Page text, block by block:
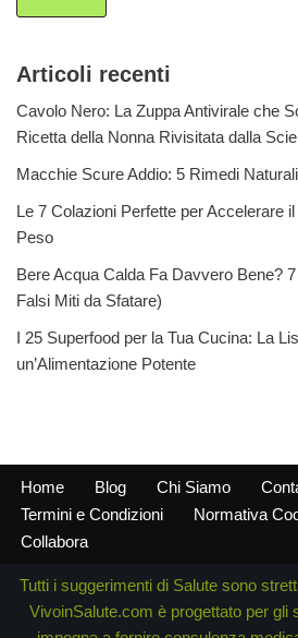
Articoli recenti
Cavolo Nero: La Zuppa Antivirale che
Ricetta della Nonna Rivisitata dalla
Macchie Scure Addio: 5 Rimedi
Le 7 Colazioni Perfette per Accelerare
Peso
Bere Acqua Calda Fa Davvero Bene?
Falsi Miti da Sfatare)
I 25 Superfood per la Tua Cucina: La
un’Alimentazione Potente
Home Blog Chi Siamo
Termini e Condizioni
Normativa
Collabora
Tutti i suggerimenti di Salute sono
VivoinSalute.com è progettato per gli